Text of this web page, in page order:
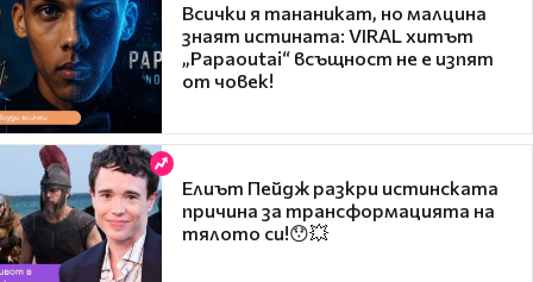
Всички я тананикат, но малцина
знаят истината: VIRAL хитът
„Papaoutai“ всъщност не е изпят
от човек!
Елиът Пейдж разкри истинската
причина за трансформацията на
тялото си!😯💥